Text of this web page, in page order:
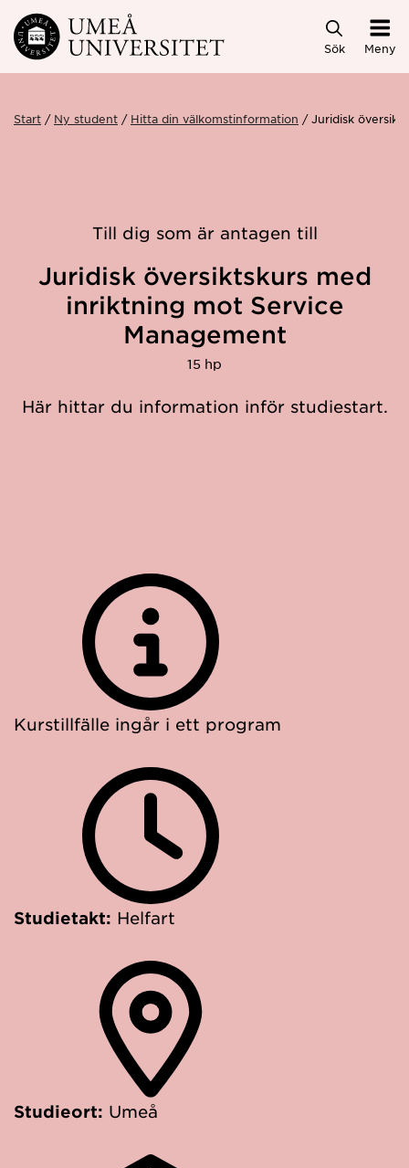
Hoppa direkt till innehållet
Sök Meny
Start Ny student Hitta din välkomstinformation Juridisk
Till dig som är antagen till
Juridisk översiktskurs med
inriktning mot Service
Management
15 hp
Här hittar du information inför studiestart.
Kurstillfälle ingår i ett program
Studietakt: Helfart
Studieort: Umeå